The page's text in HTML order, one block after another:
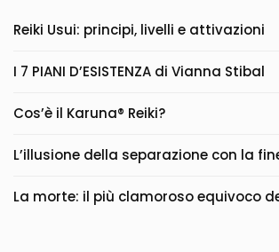
Reiki Usui: principi, livelli e attivazioni
I 7 PIANI D’ESISTENZA di Vianna Stibal
Cos’è il Karuna® Reiki?
L’illusione della separazione con la
La morte: il più clamoroso equivoco